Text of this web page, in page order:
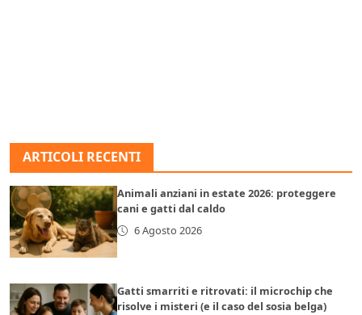
ARTICOLI RECENTI
Animali anziani in estate 2026: proteggere
cani e gatti dal caldo
6 Agosto 2026
Gatti smarriti e ritrovati: il microchip che
risolve i misteri (e il caso del sosia belga)